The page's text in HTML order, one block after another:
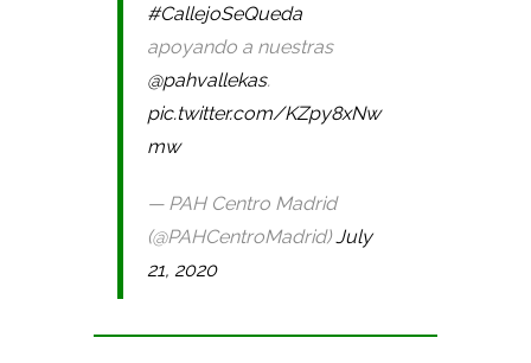
#CallejoSeQueda
apoyando a nuestras
@pahvallekas.
pic.twitter.com/KZpy8xNw
mw
— PAH Centro Madrid
(@PAHCentroMadrid)July
21, 2020